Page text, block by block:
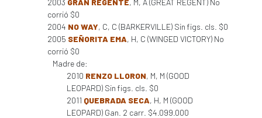
2003 GRAN REGENTE, M, A (GREAT REGENT) No
corrió $0
2004 NO WAY, C, C (BARKERVILLE) Sin figs. cls. $0
2005 SEÑORITA EMA, H, C (WINGED VICTORY) No
corrió $0
Madre de:
2010 RENZO LLORON, M, M (GOOD
LEOPARD) Sin figs. cls. $0
2011 QUEBRADA SECA, H, M (GOOD
LEOPARD) Gan. 2 carr. $4.099.000